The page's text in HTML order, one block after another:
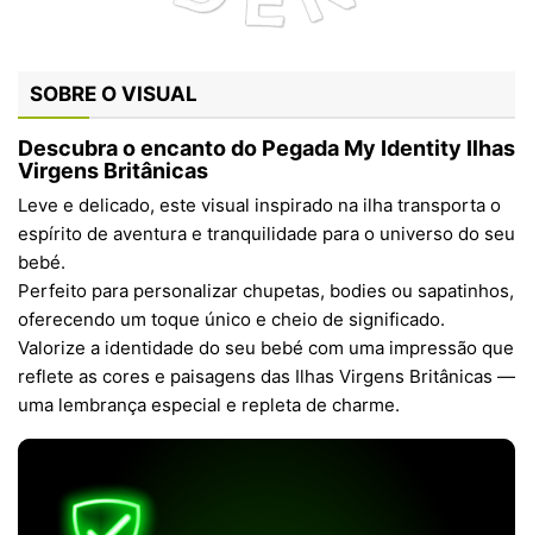
SOBRE O VISUAL
Descubra o encanto do Pegada My Identity Ilhas
Virgens Britânicas
Leve e delicado, este visual inspirado na ilha transporta o
espírito de aventura e tranquilidade para o universo do seu
bebé.
Perfeito para personalizar chupetas, bodies ou sapatinhos,
oferecendo um toque único e cheio de significado.
Valorize a identidade do seu bebé com uma impressão que
reflete as cores e paisagens das Ilhas Virgens Britânicas —
uma lembrança especial e repleta de charme.